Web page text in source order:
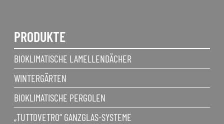
PRODUKTE
BIOKLIMATISCHE LAMELLENDÄCHER
WINTERGÄRTEN
BIOKLIMATISCHE PERGOLEN
„TUTTOVETRO“ GANZGLAS-SYSTEME